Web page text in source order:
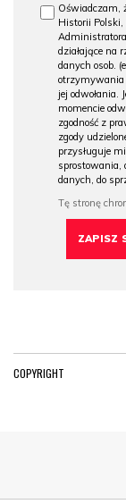
Oświadczam,
Historii
działające na
danych osob.
otrzymywania
jej
momencie
zgodność z
zgody
przysługuje
sprostowania,
danych, do
COPYRIGHT